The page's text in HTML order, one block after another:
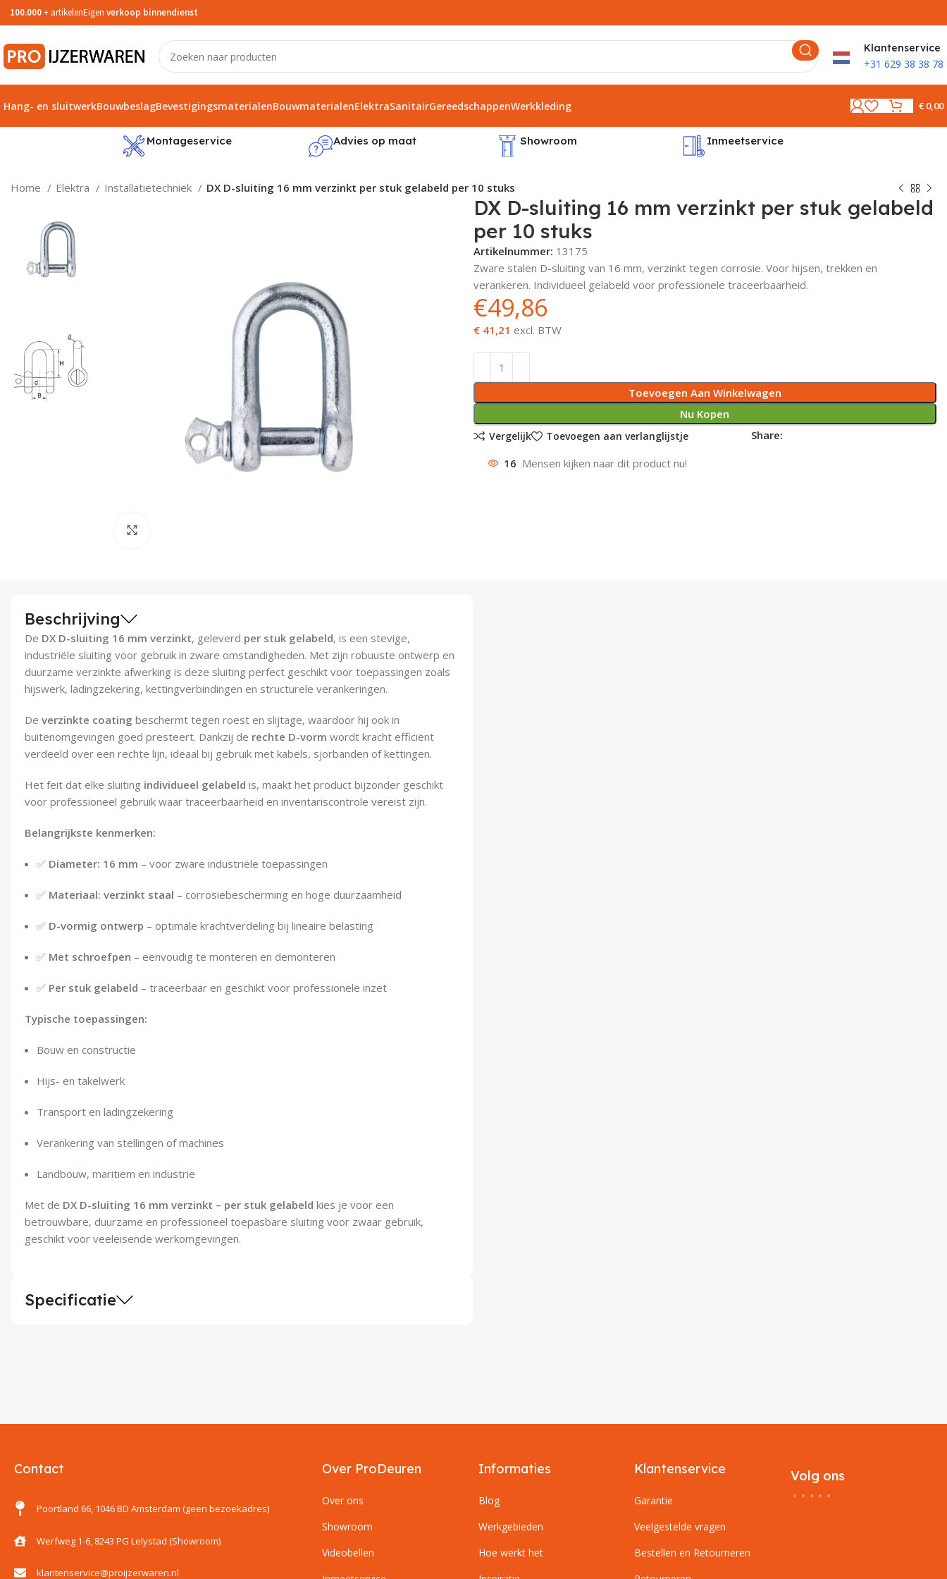
100.000+ artikelenEigen verkoop binnendienst
Klantenservice
+31 629 38 38 78
Hang- en sluitwerkBouwbeslagBevestigingsmaterialenBouwmaterialenElektraSanitairGereedschappenWerkkleding €0,00
Montageservice Advies op maat Showroom Inmeetservice
Home Elektra Installatietechniek DX D-sluiting 16 mm verzinkt per stuk gelabeld per 10 stuks
DX D-sluiting 16 mm verzinkt per stuk gelabeld
per 10 stuks
Artikelnummer: 13175
Zware stalen D-sluiting van 16 mm, verzinkt tegen corrosie. Voor hijsen, trekken en
verankeren. Individueel gelabeld voor professionele traceerbaarheid.
€49,86
€ 41,21 excl. BTW
Toevoegen Aan Winkelwagen
Nu Kopen
Vergelijk Toevoegen aan verlanglijstje Share:
16 Mensen kijken naar dit product nu!
Beschrijving
De DX D-sluiting 16 mm verzinkt, geleverd per stuk gelabeld, is een stevige,
industriële sluiting voor gebruik in zware omstandigheden. Met zijn robuuste ontwerp en
duurzame verzinkte afwerking is deze sluiting perfect geschikt voor toepassingen zoals
hijswerk, ladingzekering, kettingverbindingen en structurele verankeringen.
De verzinkte coating beschermt tegen roest en slijtage, waardoor hij ook in
buitenomgevingen goed presteert. Dankzij de rechte D-vorm wordt kracht efficiënt
verdeeld over een rechte lijn, ideaal bij gebruik met kabels, sjorbanden of kettingen.
Het feit dat elke sluiting individueel gelabeld is, maakt het product bijzonder geschikt
voor professioneel gebruik waar traceerbaarheid en inventariscontrole vereist zijn.
Belangrijkste kenmerken:
✅ Diameter: 16 mm – voor zware industriële toepassingen
✅ Materiaal: verzinkt staal – corrosiebescherming en hoge duurzaamheid
✅ D-vormig ontwerp – optimale krachtverdeling bij lineaire belasting
✅ Met schroefpen – eenvoudig te monteren en demonteren
✅ Per stuk gelabeld – traceerbaar en geschikt voor professionele inzet
Typische toepassingen:
Bouw en constructie
Hijs- en takelwerk
Transport en ladingzekering
Verankering van stellingen of machines
Landbouw, maritiem en industrie
Met de DX D-sluiting 16 mm verzinkt – per stuk gelabeld kies je voor een
betrouwbare, duurzame en professioneel toepasbare sluiting voor zwaar gebruik,
geschikt voor veeleisende werkomgevingen.
Specificatie
Contact
Poortland 66, 1046 BD Amsterdam (geen bezoekadres)
Werfweg 1-6, 8243 PG Lelystad (Showroom)
klantenservice@proijzerwaren.nl
Over ProDeuren
Over ons
Showroom
Videobellen
Informaties
Blog
Werkgebieden
Hoe werkt het
Klantenservice
Garantie
Veelgestelde vragen
Bestellen en Retourneren
Volg ons